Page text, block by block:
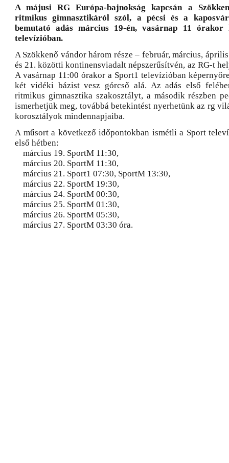
A májusi RG Európa-bajnokság kapcsán a
ritmikus gimnasztikáról szól, a pécsi és a
bemutató adás március 19-én, vasárnap 11
televízióban.
A Szökkenő vándor három része – február, március,
és 21. közötti kontinensviadalt népszerűsítvén, az RG-t
A vasárnap 11:00 órakor a Sport1 televízióban
két vidéki bázist vesz górcső alá. Az adás első
ritmikus gimnasztika szakosztályt, a második részben
ismerhetjük meg, továbbá betekintést nyerhetünk az rg
korosztályok mindennapjaiba.
A műsort a következő időpontokban ismétli a Sport
első hétben:
március 19. SportM 11:30,
március 20. SportM 11:30,
március 21. Sport1 07:30, SportM 13:30,
március 22. SportM 19:30,
március 24. SportM 00:30,
március 25. SportM 01:30,
március 26. SportM 05:30,
március 27. SportM 03:30 óra.